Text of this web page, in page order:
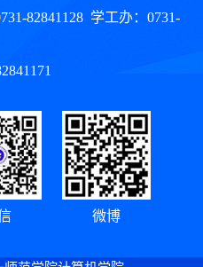
82841128 学工办：0731-
微博